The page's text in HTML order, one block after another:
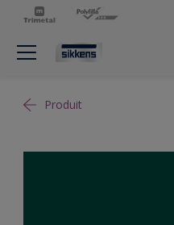
Produit